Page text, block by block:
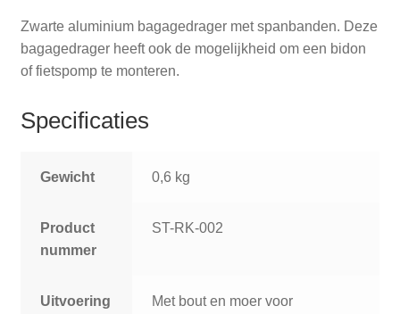
Zwarte aluminium bagagedrager met spanbanden. Deze
bagagedrager heeft ook de mogelijkheid om een bidon
of fietspomp te monteren.
Specificaties
Gewicht 0,6 kg
Product
nummer
ST-RK-002
Uitvoering
Met bout en moer voor